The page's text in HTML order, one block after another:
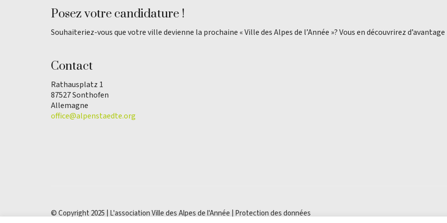
Posez votre candidature !
Souhaiteriez-vous que votre ville devienne la prochaine « Ville des Alpes de l’Année »? Vous en découvrirez d’avantage
Contact
Rathausplatz 1
87527 Sonthofen
Allemagne
office@alpenstaedte.org
© Copyright 2025 | L'association Ville des Alpes de l'Année | Protection des données